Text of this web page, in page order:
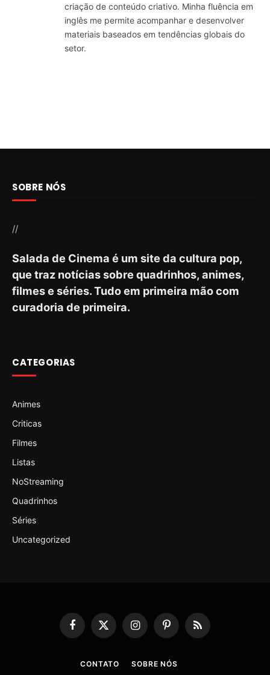
criação de conteúdo criativo. Minha fluência em
inglês me permite acompanhar e desenvolver
materiais baseados em tendências globais do
setor.
SOBRE NÓS
//
Salada de Cinema é um site da cultura pop,
que traz notícias sobre quadrinhos, animes,
filmes e séries. Tudo em primeira mão com
curadoria de primeira.
CATEGORIAS
Animes
Criticas
Filmes
Listas
NoStreaming
Quadrinhos
Séries
Uncategorized
Facebook
X
(Twitter)
InstagramPinterestRSS
CONTATO SOBRE NÓS